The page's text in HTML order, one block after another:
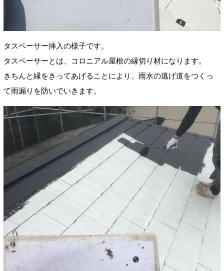
タスペーサー挿入の様子です。
タスペーサーとは、コロニアル屋根の縁切り材になります。
きちんと縁をきってあげることにより、雨水の逃げ道をつくっ
て雨漏りを防いでいきます。